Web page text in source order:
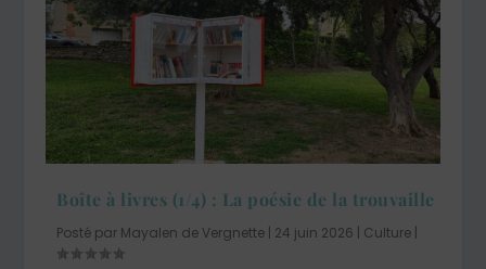
Boîte à livres (1/4) : La poésie de la trouvaille
Posté par Mayalen de Vergnette 24 juin 2026 Culture